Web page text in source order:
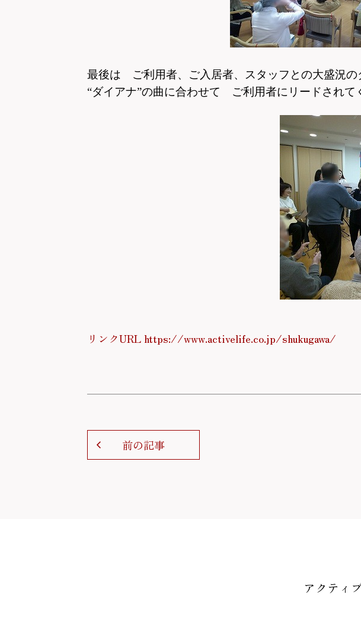
最後は ご利用者、ご入居者、スタッフとの大盛況の
“ダイアナ”の曲に合わせて ご利用者にリードされて
リンクURL https://www.activelife.co.jp/shukugawa/
前の記事
アクティ